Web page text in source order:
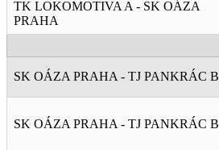
TK LOKOMOTIVA A - SK OÁZA
PRAHA
SK OÁZA PRAHA - TJ PANKRÁC B
SK OÁZA PRAHA - TJ PANKRÁC B